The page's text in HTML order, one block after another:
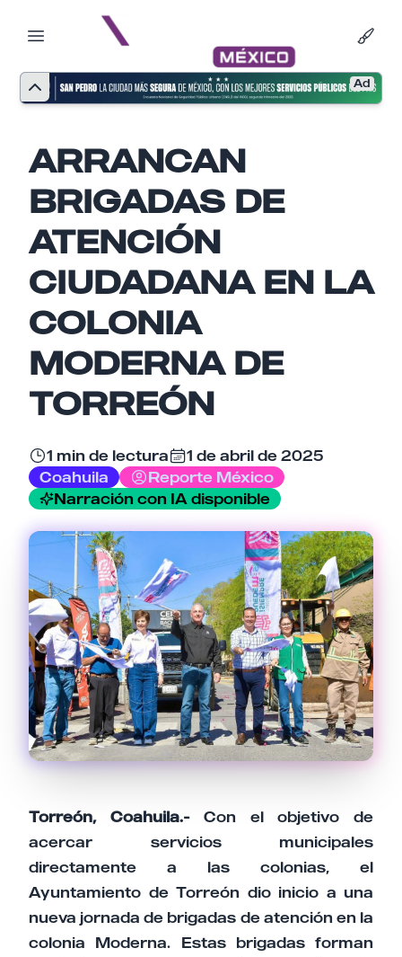
Ad
ARRANCAN
BRIGADAS DE
ATENCIÓN
CIUDADANA EN LA
COLONIA
MODERNA DE
TORREÓN
1 min de lectura
1 de abril de 2025
Coahuila
Reporte México
Narración con IA disponible
Torreón, Coahuila.-Con el objetivo de
acercar servicios municipales
directamente a las colonias, el
Ayuntamiento de Torreón dio inicio a una
nueva jornada de brigadas de atención en la
colonia Moderna. Estas brigadas forman
Nombre
Tu comentario
Cancelar Enviar comentario